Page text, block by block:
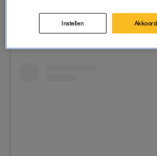
Instellen Akkoord